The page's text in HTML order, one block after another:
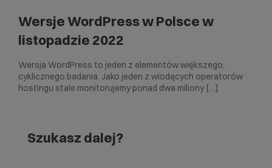
Wersje WordPress w Polsce w
listopadzie 2022
Wersja WordPress to jeden z elementów większego,
cyklicznego badania. Jako jeden z wiodących operatorów
hostingu stale monitorujemy ponad dwa miliony […]
Szukasz dalej?